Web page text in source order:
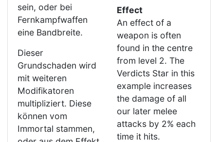
sein, oder bei
Fernkampfwaffen
eine Bandbreite.
Dieser
Grundschaden wird
mit weiteren
Modifikatoren
multipliziert. Diese
können vom
Immortal stammen,
Effect
An effect of a
weapon is often
found in the centre
from level 2. The
Verdicts Star in this
example increases
the damage of all
our later melee
attacks by 2% each
time it hits.